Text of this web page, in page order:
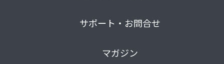
サポート・お問合せ
マガジン